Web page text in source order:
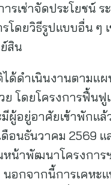
รเช่าจัดประโยชน์
ดยวิธีรูปแบบอื่น ๆ
สิน
ด้ดำเนินงานตามแ
ดยโครงการฟื้นฟู
มีผู้อยู่อาศัยเข้าพักแ
อนธันวาคม 2569
น้าพัฒนาโครงการ
อกจากนี้การเคหะ